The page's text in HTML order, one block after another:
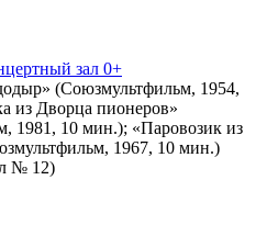
зал 0+
(Союзмультфильм, 1954,
из Дворца пионеров»
1981, 10 мин.); «Паровозик из
1967, 10 мин.)
№ 12)